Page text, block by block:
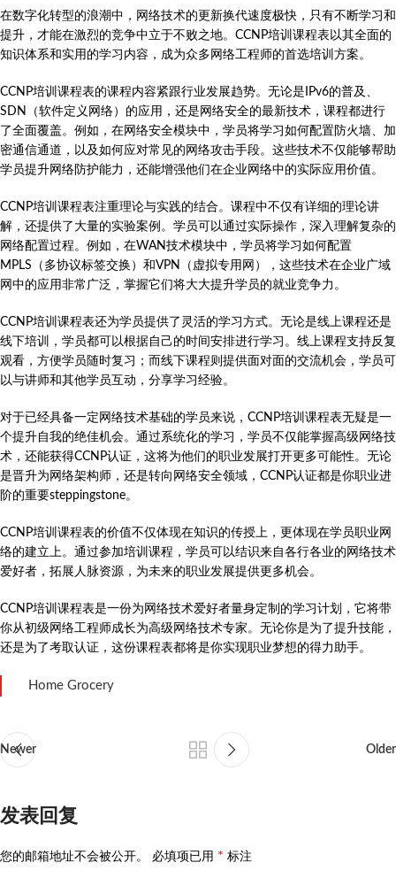
在数字化转型的浪潮中，网络技术的更新换代速度极快，只有不断学习和
提升，才能在激烈的竞争中立于不败之地。CCNP培训课程表以其全面的
知识体系和实用的学习内容，成为众多网络工程师的首选培训方案。
CCNP培训课程表的课程内容紧跟行业发展趋势。无论是IPv6的普及、
SDN（软件定义网络）的应用，还是网络安全的最新技术，课程都进行
了全面覆盖。例如，在网络安全模块中，学员将学习如何配置防火墙、加
密通信通道，以及如何应对常见的网络攻击手段。这些技术不仅能够帮助
学员提升网络防护能力，还能增强他们在企业网络中的实际应用价值。
CCNP培训课程表注重理论与实践的结合。课程中不仅有详细的理论讲
解，还提供了大量的实验案例。学员可以通过实际操作，深入理解复杂的
网络配置过程。例如，在WAN技术模块中，学员将学习如何配置
MPLS（多协议标签交换）和VPN（虚拟专用网），这些技术在企业广域
网中的应用非常广泛，掌握它们将大大提升学员的就业竞争力。
CCNP培训课程表还为学员提供了灵活的学习方式。无论是线上课程还是
线下培训，学员都可以根据自己的时间安排进行学习。线上课程支持反复
观看，方便学员随时复习；而线下课程则提供面对面的交流机会，学员可
以与讲师和其他学员互动，分享学习经验。
对于已经具备一定网络技术基础的学员来说，CCNP培训课程表无疑是一
个提升自我的绝佳机会。通过系统化的学习，学员不仅能掌握高级网络技
术，还能获得CCNP认证，这将为他们的职业发展打开更多可能性。无论
是晋升为网络架构师，还是转向网络安全领域，CCNP认证都是你职业进
阶的重要steppingstone。
CCNP培训课程表的价值不仅体现在知识的传授上，更体现在学员职业网
络的建立上。通过参加培训课程，学员可以结识来自各行各业的网络技术
爱好者，拓展人脉资源，为未来的职业发展提供更多机会。
CCNP培训课程表是一份为网络技术爱好者量身定制的学习计划，它将带
你从初级网络工程师成长为高级网络技术专家。无论你是为了提升技能，
还是为了考取认证，这份课程表都将是你实现职业梦想的得力助手。
Home Grocery
Newer Older
发表回复
您的邮箱地址不会被公开。 必填项已用 * 标注